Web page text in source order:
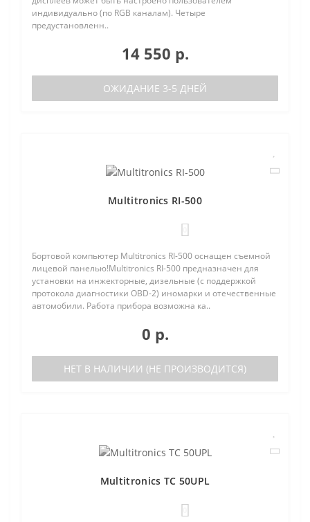
индивидуально (по RGB каналам). Четыре
предустановленн..
14 550 р.
ОЖИДАНИЕ 3-5 ДНЕЙ
Multitronics RI-500
Бортовой компьютер Multitronics RI-500 оснащен съемной
лицевой панелью!Multitronics RI-500 предназначен для
установки на инжекторные, дизельные (с поддержкой
протокола диагностики OBD-2) иномарки и отечественные
автомобили. Работа прибора возможна ка..
0 р.
НЕТ В НАЛИЧИИ (НЕ ПРОИЗВОДИТСЯ)
Multitronics TC 50UPL